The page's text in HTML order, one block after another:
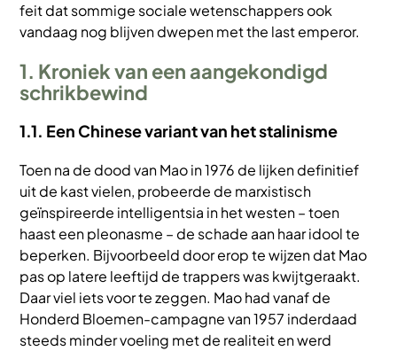
feit dat sommige sociale wetenschappers ook
vandaag nog blijven dwepen met the last emperor.
1. Kroniek van een aangekondigd
schrikbewind
1.1. Een Chinese variant van het stalinisme
Toen na de dood van Mao in 1976 de lijken definitief
uit de kast vielen, probeerde de marxistisch
geïnspireerde intelligentsia in het westen – toen
haast een pleonasme – de schade aan haar idool te
beperken. Bijvoorbeeld door erop te wijzen dat Mao
pas op latere leeftijd de trappers was kwijtgeraakt.
Daar viel iets voor te zeggen. Mao had vanaf de
Honderd Bloemen-campagne van 1957 inderdaad
steeds minder voeling met de realiteit en werd